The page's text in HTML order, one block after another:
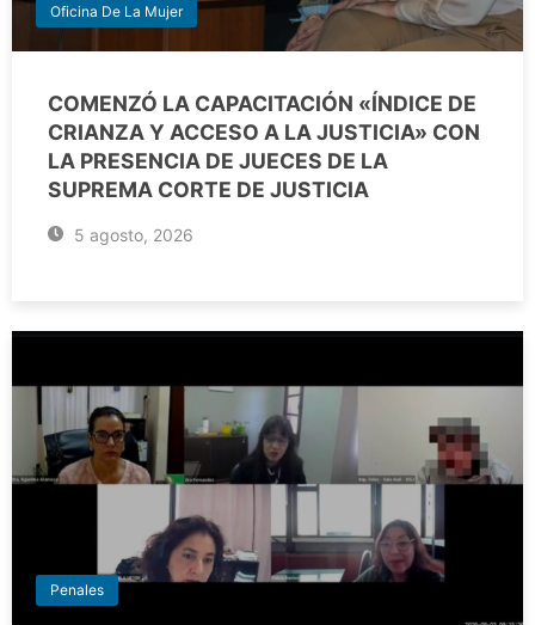
Oficina De La Mujer
COMENZÓ LA CAPACITACIÓN «ÍNDICE DE
CRIANZA Y ACCESO A LA JUSTICIA» CON
LA PRESENCIA DE JUECES DE LA
SUPREMA CORTE DE JUSTICIA
5 agosto, 2026
Penales